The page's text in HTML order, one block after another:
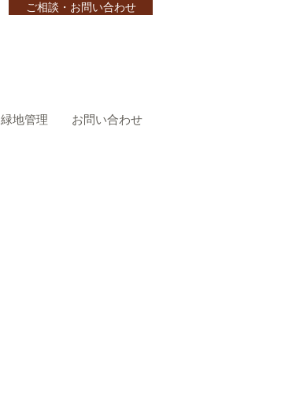
ご相談・お問い合わせ
緑地管理 お問い合わせ